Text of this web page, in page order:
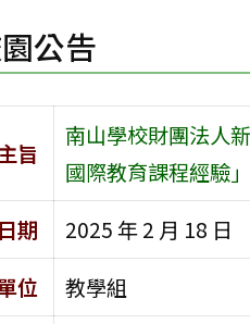
公告
旨
南山學校財團法人
國際教育課程經驗
期
2025 年 2 月 18 日
位
教學組